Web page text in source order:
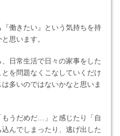
働きたい』という気持ちを持
思います。
日常生活で日々の家事をした
を問題なくこなしていくだけ
多いのではないかなと思いま
もうだめだ…」と感じたり「自
んでしまったり、逃げ出した